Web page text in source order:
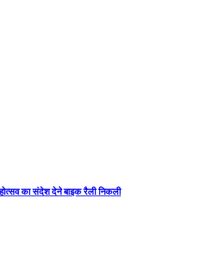
का संदेश देने बाइक रैली निकली